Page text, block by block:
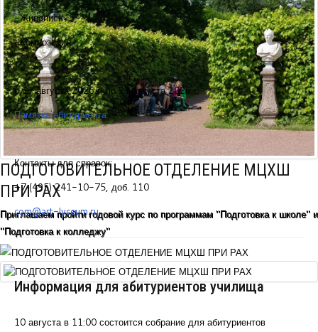
ПОДГОТОВИТЕЛЬНОЕ ОТДЕЛЕНИЕ МЦХШ
ПРИ РАХ
Приглашаем пройти годовой курс по программам "Подготовка к школе" и
"Подготовка к колледжу"
-Живопись
-Композиция
с 17 августа 2026 г. по 21 августа 2026 г.
Памятка абитуриента
Контакты для справок:
+7 (495) 241-10-75, доб. 110
com@art-lyceum.ru
Информация для абитуриентов училища
10 августа в 11:00 состоится собрание для абитуриентов